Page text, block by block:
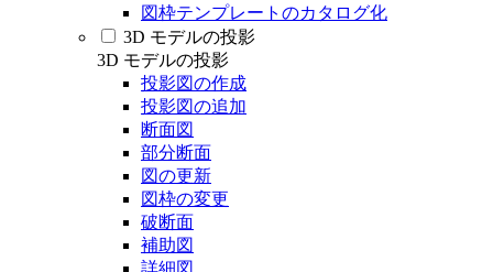
図枠テンプレートのカタログ化
3D モデルの投影
3D モデルの投影
投影図の作成
投影図の追加
断面図
部分断面
図の更新
図枠の変更
破断面
補助図
詳細図